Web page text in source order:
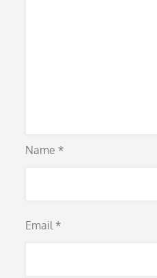
Name *
Email *